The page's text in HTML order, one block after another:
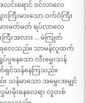
လင်းရောင် ဝင်လာလေ
ကြီးမားသော ဝက်ဝံကြီး
ားမတ်မတ် ရပ်လာလေ
ကြီးအလား … မဲကြုတ်
ရလေသည်။ သာမန်လူထက်
ပွနေသော လီးမွှေးသန်
ရှင်သန်နေကြသည်။
သန်မာသော အမွှေးအမျှင်
လွှမ်းမိုးနေလေရာ လူတစ်